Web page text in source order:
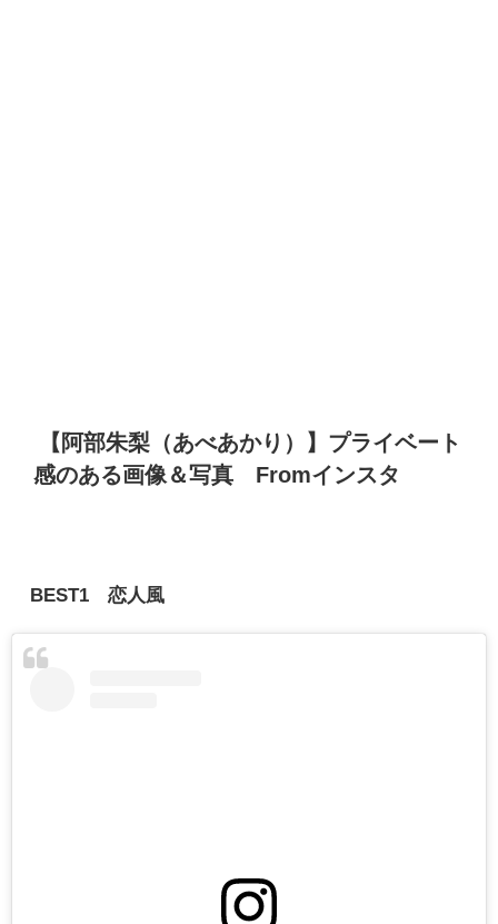
【阿部朱梨（あべあかり）】 プライベート
感のある画像＆写真
Fromインスタ
BEST1 恋人風